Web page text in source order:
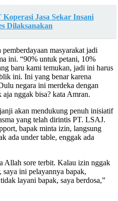
Jasa Sekar Insani
Dilaksanakan
masyarakat jadi
ini. “90% untuk petani, 10%
baru kami temukan, jadi ini harus
ini. Ini yang benar karena
negara ini merdeka dengan
nggak bisa? kata Amran.
akan mendukung penuh inisiatif
yang telah dirintis PT. LSAJ.
bapak minta izin, langsung
ada under table, enggak ada
Allah sore terbit. Kalau izin nggak
ini pelayannya bapak,
layani bapak, saya berdosa,”